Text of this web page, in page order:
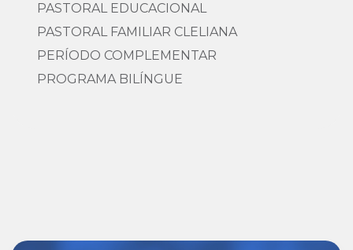
PASTORAL EDUCACIONAL
PASTORAL FAMILIAR CLELIANA
PERÍODO COMPLEMENTAR
PROGRAMA BILÍNGUE